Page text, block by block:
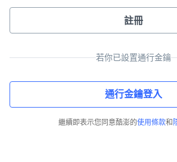
註冊
若你已設置通行金鑰
通行金鑰登入
繼續即表示您同意酷澎的使用條款和